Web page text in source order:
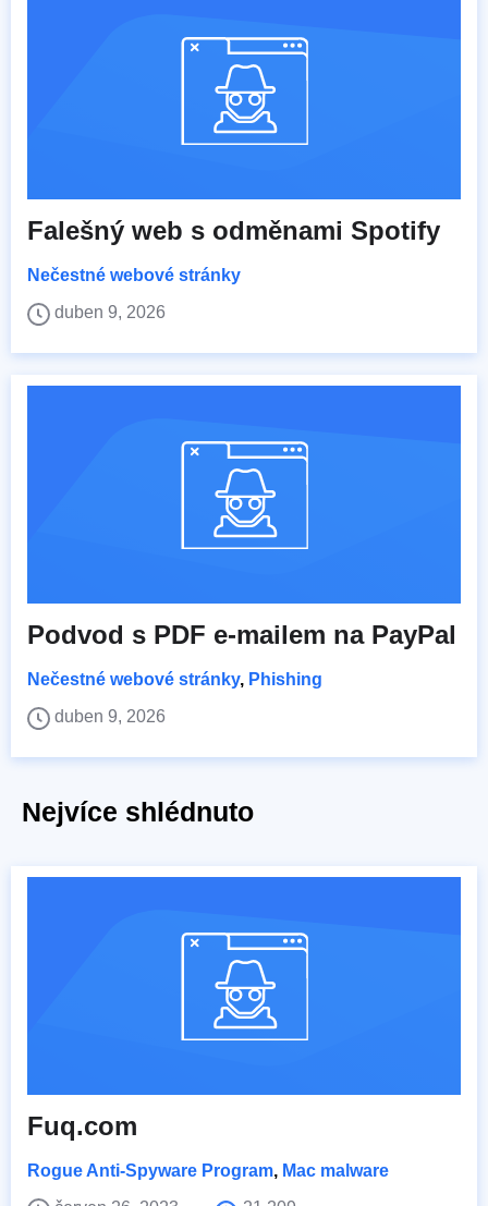
Falešný web s odměnami Spotify
Nečestné webové stránky
duben 9, 2026
Podvod s PDF e-mailem na PayPal
Nečestné webové stránky, Phishing
duben 9, 2026
Nejvíce shlédnuto
Fuq.com
Rogue Anti-Spyware Program, Mac malware